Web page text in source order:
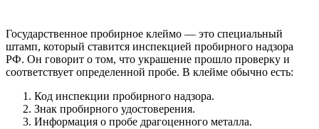
Государственное пробирное клеймо — это специальный
штамп, который ставится инспекцией пробирного надзора
РФ. Он говорит о том, что украшение прошло проверку и
соответствует определенной пробе. В клейме обычно есть:
Код инспекции пробирного надзора.
Знак пробирного удостоверения.
Информация о пробе драгоценного металла.